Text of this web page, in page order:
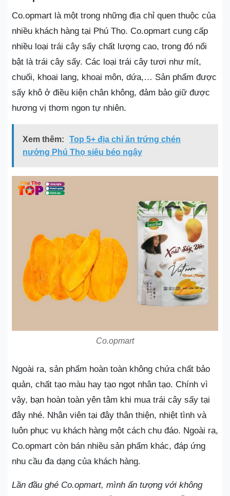
Co.opmart là một trong những địa chỉ quen thuộc của
nhiều khách hàng tại Phú Thọ. Co.opmart cung cấp
nhiều loại trái cây sấy chất lượng cao, trong đó nổi
bật là trái cây sấy. Các loại trái cây tươi như mít,
chuối, khoai lang, khoai môn, dứa,… Sản phẩm được
sấy khô ở điều kiện chân không, đảm bảo giữ được
hương vị thơm ngon tự nhiên.
Xem thêm:
Top 5+ địa chỉ ăn trứng chén
nướng Phú Thọ siêu béo ngậy
Co.opmart
Ngoài ra, sản phẩm hoàn toàn không chứa chất bảo
quản, chất tạo màu hay tạo ngọt nhân tạo. Chính vì
vậy, bạn hoàn toàn yên tâm khi mua trái cây sấy tại
đây nhé. Nhân viên tại đây thân thiện, nhiệt tình và
luôn phục vụ khách hàng một cách chu đáo. Ngoài ra,
Co.opmart còn bán nhiều sản phẩm khác, đáp ứng
nhu cầu đa dạng của khách hàng.
Lần đầu ghé Co.opmart, mình ấn tượng với không